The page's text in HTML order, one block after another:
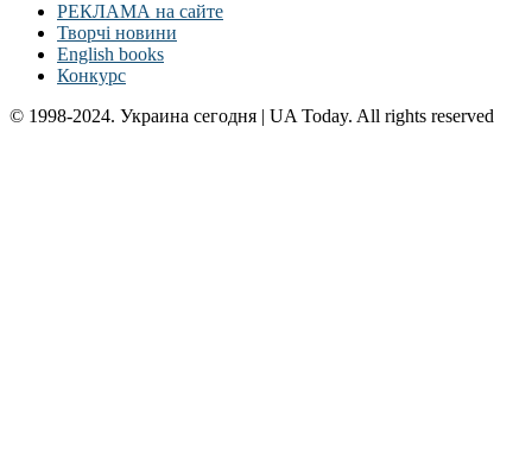
РЕКЛАМА на сайте
Творчі новини
English books
Конкурс
© 1998-2024. Украина сегодня | UA Today. All rights reserved